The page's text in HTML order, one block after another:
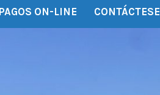
PAGOS ON-LINE CONTÁCTESE